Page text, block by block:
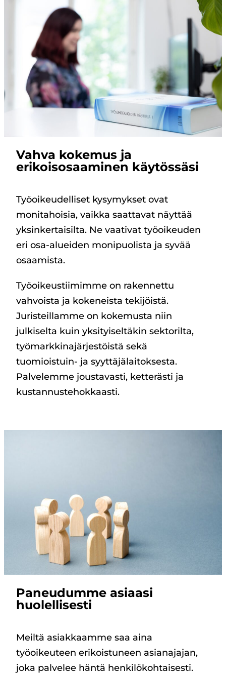
Vahva kokemus ja
erikoisosaaminen käytössäsi
Työoikeudelliset kysymykset ovat
monitahoisia, vaikka saattavat näyttää
yksinkertaisilta. Ne vaativat työoikeuden
eri osa-alueiden monipuolista ja syvää
osaamista.
Työoikeustiimimme on rakennettu
vahvoista ja kokeneista tekijöistä.
Juristeillamme on kokemusta niin
julkiselta kuin yksityiseltäkin sektorilta,
työmarkkinajärjestöistä sekä
tuomioistuin- ja syyttäjälaitoksesta.
Palvelemme joustavasti, ketterästi ja
kustannustehokkaasti.
Paneudumme asiaasi
huolellisesti
Meiltä asiakkaamme saa aina
työoikeuteen erikoistuneen asianajajan,
joka palvelee häntä henkilökohtaisesti.